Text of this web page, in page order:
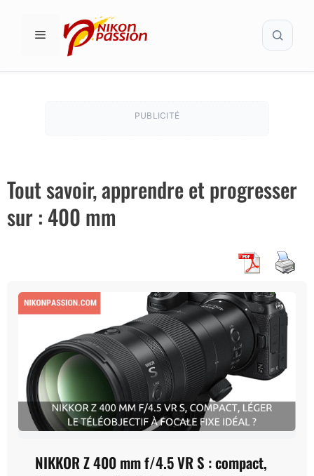
MENU
PUBLICITÉ
Tout savoir, apprendre et progresser
sur : 400 mm
NIKKOR Z 400 mm f/4.5 VR S : compact,